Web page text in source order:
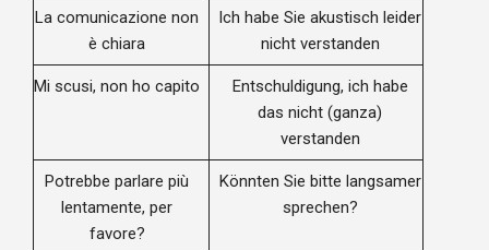
La comunicazione non
è chiara
Ich habe Sie akustisch leider
nicht verstanden
Mi scusi, non ho capito
Entschuldigung, ich habe
das nicht (ganza)
verstanden
Potrebbe parlare più
lentamente, per
favore?
Könnten Sie bitte langsamer
sprechen?